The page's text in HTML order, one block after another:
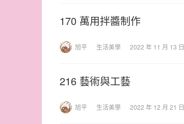
170 萬用拌醬制作
旭平 生活美學 2022 年 11 月 13 日
216 藝術與工藝
旭平 生活美學 2022 年 12 月 21 日